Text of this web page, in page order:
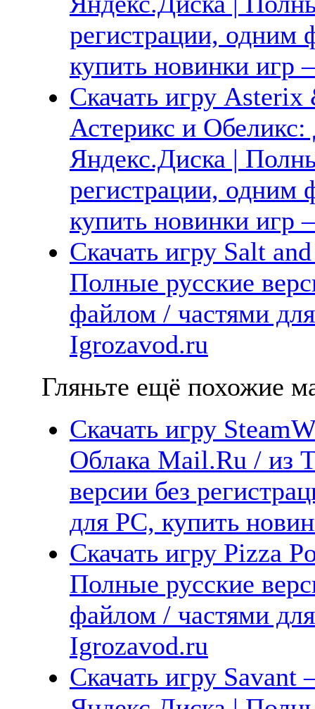
регистрации, одним
купить новинки
Скачать игру
Астерикс и
Яндекс.Диска |
регистрации, одним
купить новинки
Скачать игру Salt
Полные русские
файлом / частями
Igrozavod.ru
Гляньте ещё похожие
Скачать игру
Облака Mail.Ru / из
версии без
для PC, купить
Скачать игру Pizza
Полные русские
файлом / частями
Igrozavod.ru
Скачать игру